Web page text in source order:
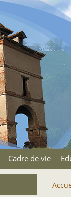
Cadre de vie